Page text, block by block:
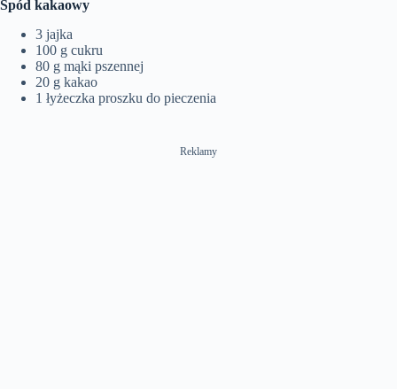
Spód kakaowy
3 jajka
100 g cukru
80 g mąki pszennej
20 g kakao
1 łyżeczka proszku do pieczenia
Reklamy